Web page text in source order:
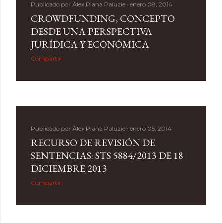
Publicado por Àlex Plana Paluzie enero 08, 2014
CROWDFUNDING, CONCEPTO
DESDE UNA PERSPECTIVA
JURÍDICA Y ECONÓMICA
Compartir
Publicado por Àlex Plana Paluzie enero 05, 2014
RECURSO DE REVISIÓN DE
SENTENCIAS: STS 5884/2013 DE 18
DICIEMBRE 2013
Compartir